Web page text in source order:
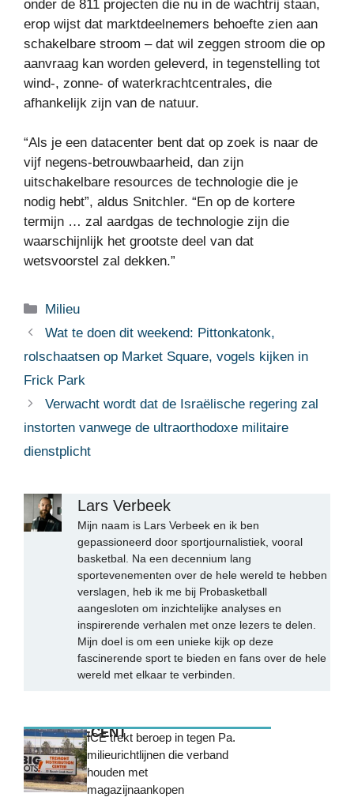
onder de 811 projecten die nu in de wachtrij staan,
erop wijst dat marktdeelnemers behoefte zien aan
schakelbare stroom – dat wil zeggen stroom die op
aanvraag kan worden geleverd, in tegenstelling tot
wind-, zonne- of waterkrachtcentrales, die
afhankelijk zijn van de natuur.
“Als je een datacenter bent dat op zoek is naar de
vijf negens-betrouwbaarheid, dan zijn
uitschakelbare resources de technologie die je
nodig hebt”, aldus Snitchler. “En op de kortere
termijn … zal aardgas de technologie zijn die
waarschijnlijk het grootste deel van dat
wetsvoorstel zal dekken.”
Categorieën
Milieu
Wat te doen dit weekend: Pittonkatonk,
rolschaatsen op Market Square, vogels kijken in
Frick Park
Verwacht wordt dat de Israëlische regering zal
instorten vanwege de ultraorthodoxe militaire
dienstplicht
Lars Verbeek
Mijn naam is Lars Verbeek en ik ben
gepassioneerd door sportjournalistiek, vooral
basketbal. Na een decennium lang
sportevenementen over de hele wereld te hebben
verslagen, heb ik me bij Probasketball
aangesloten om inzichtelijke analyses en
inspirerende verhalen met onze lezers te delen.
Mijn doel is om een unieke kijk op deze
fascinerende sport te bieden en fans over de hele
wereld met elkaar te verbinden.
MEEST RECENTICE trekt beroep in tegen Pa.
milieurichtlijnen die verband
houden met
magazijnaankopen